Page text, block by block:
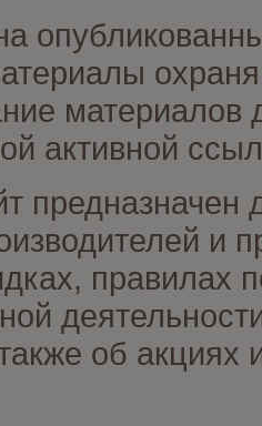
материалов
активной
предназначен
и
правилах
об